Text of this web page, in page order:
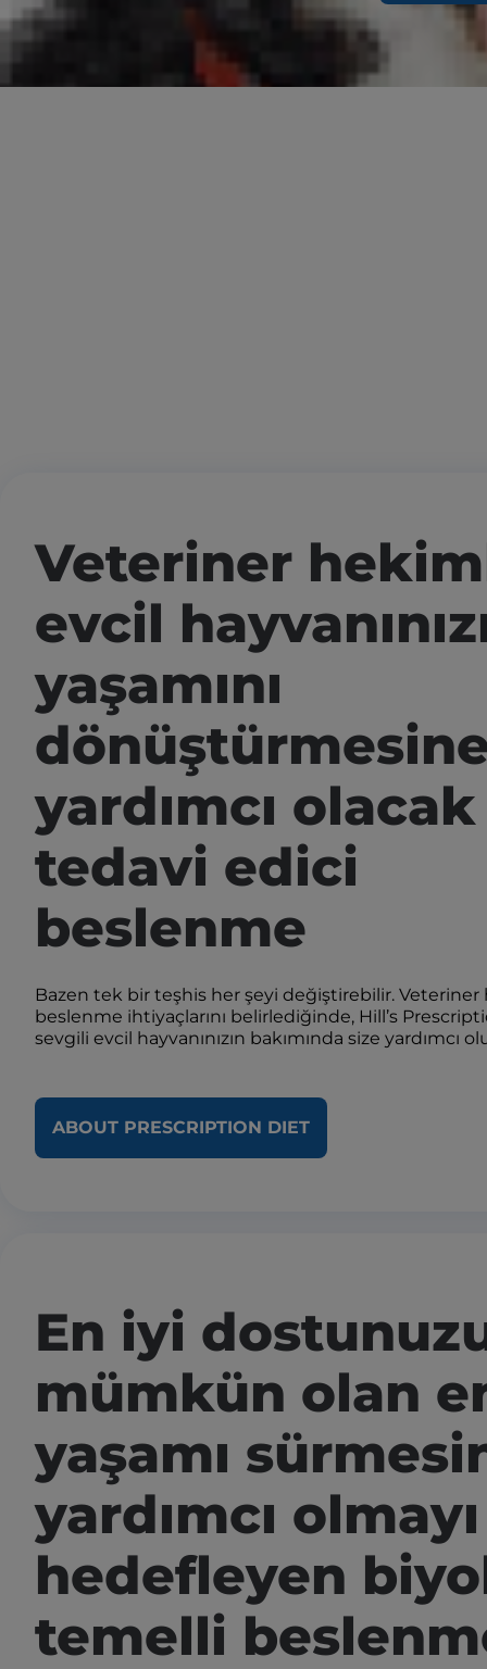
Veteriner
evcil
yaşamını
yardımcı olacak
tedavi edici
beslenme
Bazen tek bir teşhis her şeyi değiştirebilir. Veteriner
beslenme ihtiyaçlarını belirlediğinde, Hill’s
sevgili evcil hayvanınızın bakımında size yardımcı
ABOUT PRESCRIPTION DIET
En iyi
mümkün olan
yaşamı
yardımcı olmayı
hedefleyen
temelli